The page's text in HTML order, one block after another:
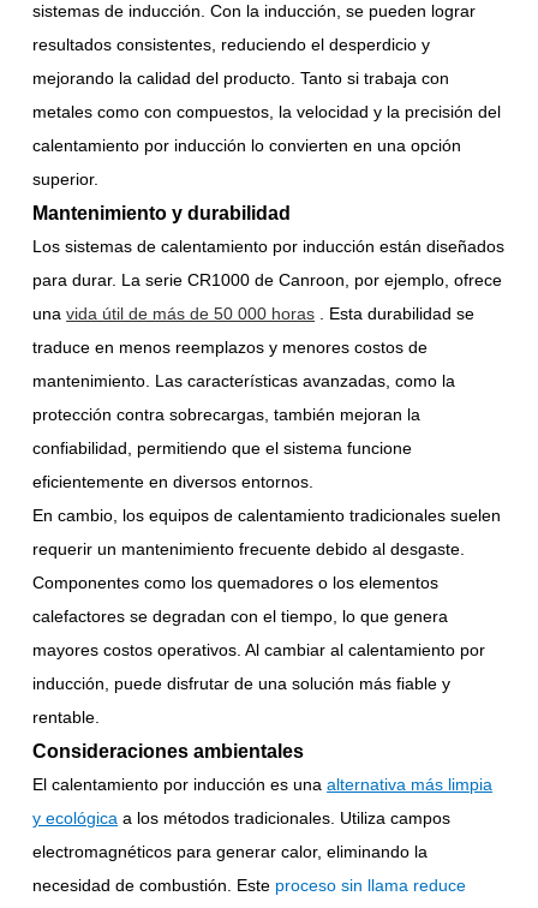
sistemas de inducción. Con la inducción, se pueden lograr
resultados consistentes, reduciendo el desperdicio y
mejorando la calidad del producto. Tanto si trabaja con
metales como con compuestos, la velocidad y la precisión del
calentamiento por inducción lo convierten en una opción
superior.
Mantenimiento y durabilidad
Los sistemas de calentamiento por inducción están diseñados
para durar. La serie CR1000 de Canroon, por ejemplo, ofrece
una vida útil de más de 50 000 horas . Esta durabilidad se
traduce en menos reemplazos y menores costos de
mantenimiento. Las características avanzadas, como la
protección contra sobrecargas, también mejoran la
confiabilidad, permitiendo que el sistema funcione
eficientemente en diversos entornos.
En cambio, los equipos de calentamiento tradicionales suelen
requerir un mantenimiento frecuente debido al desgaste.
Componentes como los quemadores o los elementos
calefactores se degradan con el tiempo, lo que genera
mayores costos operativos. Al cambiar al calentamiento por
inducción, puede disfrutar de una solución más fiable y
rentable.
Consideraciones ambientales
El calentamiento por inducción es una alternativa más limpia
y ecológica a los métodos tradicionales. Utiliza campos
electromagnéticos para generar calor, eliminando la
necesidad de combustión. Este proceso sin llama reduce